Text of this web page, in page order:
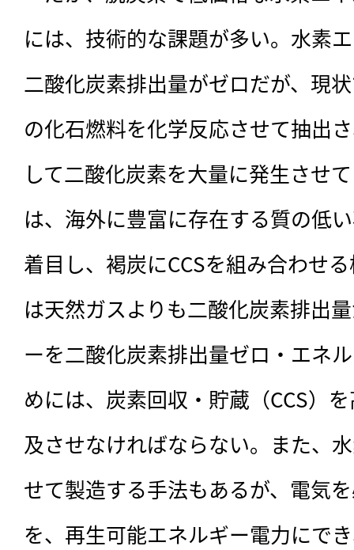
には、技術的な課題が多い。水素
二酸化炭素排出量がゼロだが、現
の化石燃料を化学反応させて抽出
して二酸化炭素を大量に発生させ
は、海外に豊富に存在する質の低
着目し、褐炭にCCSを組み合わせ
は天然ガスよりも二酸化炭素排出
ーを二酸化炭素排出量ゼロ・エネ
めには、炭素回収・貯蔵（CCS）
及させなければならない。また、
せて製造する手法もあるが、電気
を、再生可能エネルギー電力にで